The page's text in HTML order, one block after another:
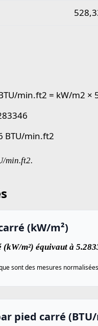
min.ft2 = kW/m2 ×
BTU/min.ft2
min.ft2.
(kW/m²)
m²) équivaut à
sont des mesures
pied carré